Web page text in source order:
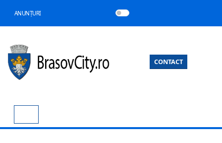
ANUNȚURI
CONTACT